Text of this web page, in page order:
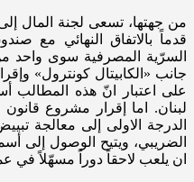
من جهتها، تسعى لجنة المال
قدماً بالاتفاق النهائي مع
السرّية المصرفية سوى واحد
جانب «الكابيتال كونترول»
على اعتبار انّ هذه المطالب
لبنان. اما إقرار مشروع
الدرجة الاولى إلى معالجة
الضريبي، ويتيح الوصول إلى
ان يلعب لاحقاً دوراً مسهّلاً في